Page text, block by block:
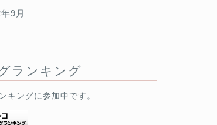
9月
ランキング
キングに参加中です。